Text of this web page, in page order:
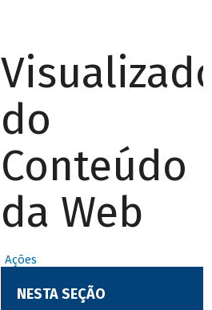
Visualizador
do
Conteúdo
da Web
Ações
NESTA SEÇÃO